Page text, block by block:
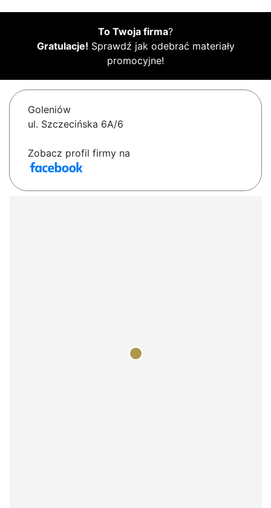
To Twoja firma?
Gratulacje! Sprawdź jak odebrać materiały
promocyjne!
Goleniów
ul. Szczecińska 6A/6
Zobacz profil firmy na